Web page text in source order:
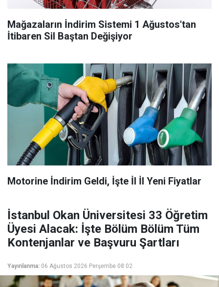
Mağazaların İndirim Sistemi 1 Ağustos'tan
İtibaren Sil Baştan Değişiyor
Motorine İndirim Geldi, İşte İl İl Yeni Fiyatlar
İstanbul Okan Üniversitesi 33 Öğretim
Üyesi Alacak: İşte Bölüm Bölüm Tüm
Kontenjanlar ve Başvuru Şartları
Yayınlanma: 06 Ağustos 2026 Perşembe 08:02